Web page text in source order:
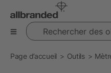
Rechercher des objets
Page d’accueil Outils